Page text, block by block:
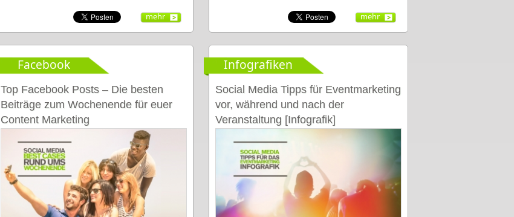
mehr mehr
Facebook
Top Facebook Posts – Die besten
Beiträge zum Wochenende für euer
Content Marketing
Infografiken
Social Media Tipps für Eventmarketing
vor, während und nach der
Veranstaltung [Infografik]